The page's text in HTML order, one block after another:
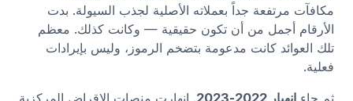
مكافآت مرتفعة جداً بعملاته الأصلية لجذب السيولة. بدت
الأرقام أجمل من أن تكون حقيقية — وكانت كذلك. معظم
تلك العوائد كانت مدعومة بتضخم الرموز، وليس بإيرادات
فعلية.
ثم جاء انهيار 2022-2023
. انهارت منصات الإقراض المركزية